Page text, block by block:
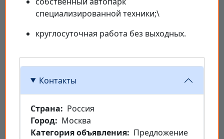
специализированной техники;\
круглосуточная работа без выходных.
Контакты
Страна
Россия
Город
Москва
Категория объявления
Предложение